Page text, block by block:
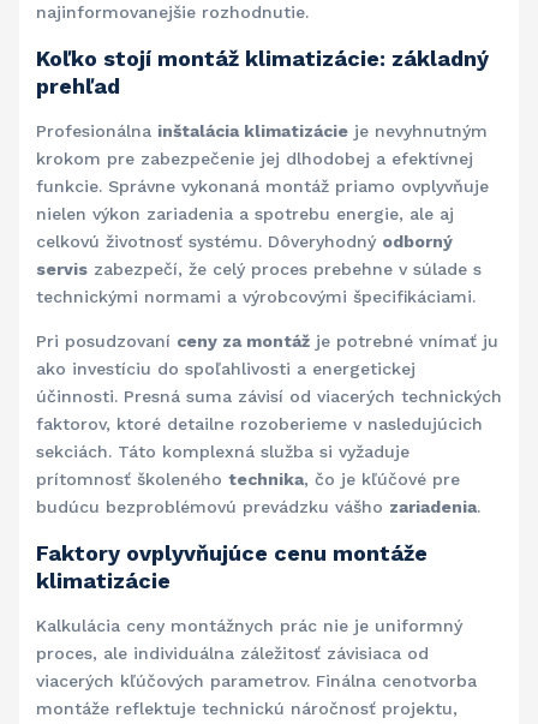
najinformovanejšie rozhodnutie.
Koľko stojí montáž klimatizácie: základný
prehľad
Profesionálna inštalácia klimatizácieje nevyhnutným
krokom pre zabezpečenie jej dlhodobej a efektívnej
funkcie. Správne vykonaná montáž priamo ovplyvňuje
nielen výkon zariadenia a spotrebu energie, ale aj
celkovú životnosť systému. Dôveryhodný odborný
serviszabezpečí, že celý proces prebehne v súlade s
technickými normami a výrobcovými špecifikáciami.
Pri posudzovaní ceny za montážje potrebné vnímať ju
ako investíciu do spoľahlivosti a energetickej
účinnosti. Presná suma závisí od viacerých technických
faktorov, ktoré detailne rozoberieme v nasledujúcich
sekciách. Táto komplexná služba si vyžaduje
prítomnosť školeného technika, čo je kľúčové pre
budúcu bezproblémovú prevádzku vášho zariadenia.
Faktory ovplyvňujúce cenu montáže
klimatizácie
Kalkulácia ceny montážnych prác nie je uniformný
proces, ale individuálna záležitosť závisiaca od
viacerých kľúčových parametrov. Finálna cenotvorba
montáže reflektuje technickú náročnosť projektu,